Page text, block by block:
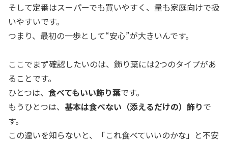
そして定番はスーパーでも買いやすく、量も家庭向けで扱
いやすいです。
つまり、最初の一歩として“安心”が大きいんです。
ここでまず確認したいのは、飾り葉には2つのタイプがあ
ることです。
ひとつは、 食べてもいい飾り葉です。
もうひとつは、 基本は食べない（添えるだけの）飾りで
す。
この違いを知らないと、「これ食べていいのかな」と不安